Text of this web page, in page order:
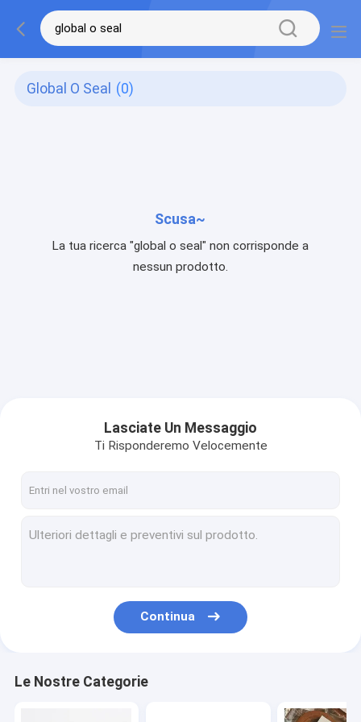
Global O Seal (0)
Scusa~
La tua ricerca "global o seal" non corrisponde a
nessun prodotto.
Lasciate Un Messaggio
Ti Risponderemo Velocemente
Continua
Le Nostre Categorie